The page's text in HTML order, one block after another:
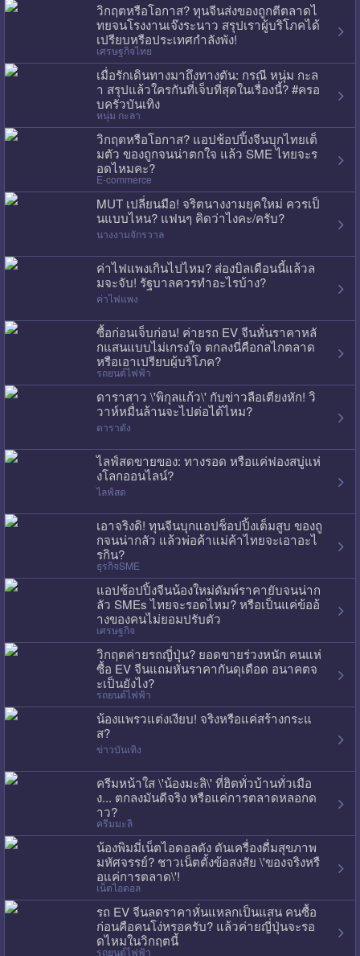
วิกฤตหรือโอกาส? ทุนจีนส่งของถูกตีตลาดไ
ทยจนโรงงานเจ๊งระนาว สรุปเราผู้บริโภคได้
เปรียบหรือประเทศกำลังพัง!
เศรษฐกิจไทย
เมื่อรักเดินทางมาถึงทางตัน: กรณี หนุ่ม กะล
า สรุปแล้วใครกันที่เจ็บที่สุดในเรื่องนี้? #ครอ
บครัวบันเทิง
หนุ่ม กะลา
วิกฤตหรือโอกาส? แอปช้อปปิ้งจีนบุกไทยเต็
มตัว ของถูกจนน่าตกใจ แล้ว SME ไทยจะร
อดไหมคะ?
E-commerce
MUT เปลี่ยนมือ! จริตนางงามยุคใหม่ ควรเป็
นแบบไหน? แฟนๆ คิดว่าไงคะ/ครับ?
นางงามจักรวาล
ค่าไฟแพงเกินไปไหม? ส่องบิลเดือนนี้แล้วล
มจะจับ! รัฐบาลควรทำอะไรบ้าง?
ค่าไฟแพง
ซื้อก่อนเจ็บก่อน! ค่ายรถ EV จีนหั่นราคาหลั
กแสนแบบไม่เกรงใจ ตกลงนี่คือกลไกตลาด
หรือเอาเปรียบผู้บริโภค?
รถยนต์ไฟฟ้า
ดาราสาว \'พิกุลแก้ว\' กับข่าวลือเตียงหัก! วิ
วาห์หมื่นล้านจะไปต่อได้ไหม?
ดาราดัง
ไลฟ์สดขายของ: ทางรอด หรือแค่ฟองสบู่แห่
งโลกออนไลน์?
ไลฟ์สด
เอาจริงดิ! ทุนจีนบุกแอปช็อปปิ้งเต็มสูบ ของถู
กจนน่ากลัว แล้วพ่อค้าแม่ค้าไทยจะเอาอะไ
รกิน?
ธุรกิจSME
แอปช้อปปิ้งจีนน้องใหม่ดัมพ์ราคายับจนน่าก
ลัว SMEs ไทยจะรอดไหม? หรือเป็นแค่ข้ออ้
างของคนไม่ยอมปรับตัว
เศรษฐกิจ
วิกฤตค่ายรถญี่ปุ่น? ยอดขายร่วงหนัก คนแห่
ซื้อ EV จีนแถมหั่นราคากันดุเดือด อนาคตจ
ะเป็นยังไง?
รถยนต์ไฟฟ้า
น้องแพรวแต่งเงียบ! จริงหรือแค่สร้างกระแ
ส?
ข่าวบันเทิง
ครีมหน้าใส \'น้องมะลิ\' ที่ฮิตทั่วบ้านทั่วเมือ
ง... ตกลงมันดีจริง หรือแค่การตลาดหลอกด
าว?
ครีมมะลิ
น้องพิมมี่เน็ตไอดอลดัง ดันเครื่องดื่มสุขภาพ
มหัศจรรย์? ชาวเน็ตตั้งข้อสงสัย \'ของจริงหรื
อแค่การตลาด\'!
เน็ตไอดอล
รถ EV จีนลดราคาหั่นแหลกเป็นแสน คนซื้อ
ก่อนคือคนโง่หรอครับ? แล้วค่ายญี่ปุ่นจะรอ
ดไหมในวิกฤตนี้
รถยนต์ไฟฟ้า